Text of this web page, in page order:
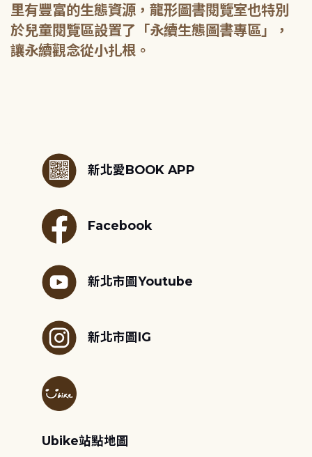
里有豐富的生態資源，龍形圖書閱覽室也特別
於兒童閱覽區設置了「永續生態圖書專區」，
新北愛BOOK APP
Facebook
新北市圖Youtube
新北市圖IG
Ubike站點地圖